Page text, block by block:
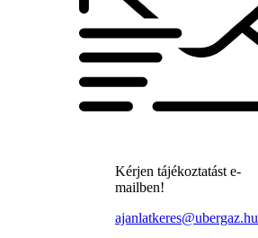
Kérjen tájékoztatást e-
mailben!
ajanlatkeres@ubergaz.hu